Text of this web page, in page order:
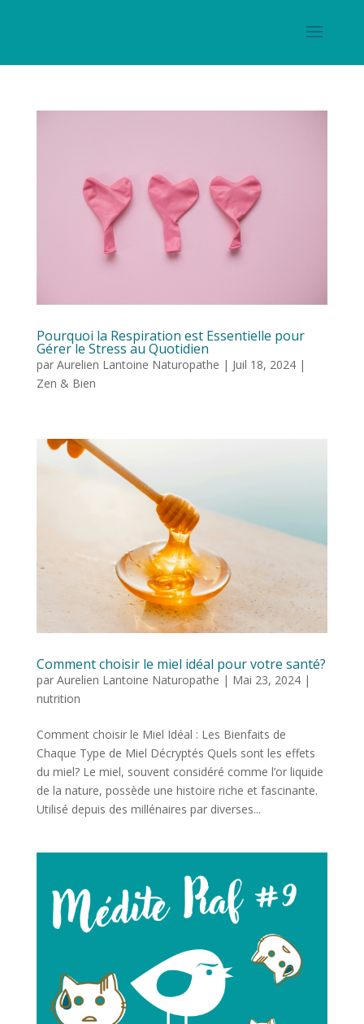
Pourquoi la Respiration est Essentielle pour
Gérer le Stress au Quotidien
par Aurelien Lantoine Naturopathe | Juil 18, 2024|
Zen & Bien
Comment choisir le miel idéal pour votre santé?
par Aurelien Lantoine Naturopathe | Mai 23, 2024|
nutrition
Comment choisir le Miel Idéal : Les Bienfaits de
Chaque Type de Miel Décryptés Quels sont les effets
du miel? Le miel, souvent considéré comme l’or liquide
de la nature, possède une histoire riche et fascinante.
Utilisé depuis des millénaires par diverses...